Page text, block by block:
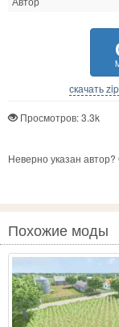
скачать
Просмотров: 3.3k
Неверно указан
Похожие моды